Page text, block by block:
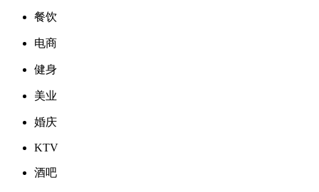
餐饮
电商
健身
美业
婚庆
KTV
酒吧